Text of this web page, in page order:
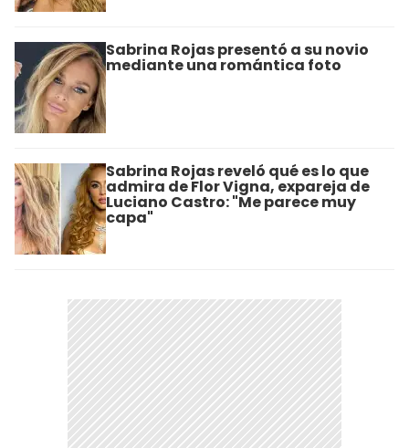
Sabrina Rojas presentó a su novio
mediante una romántica foto
Sabrina Rojas reveló qué es lo que
admira de Flor Vigna, expareja de
Luciano Castro: "Me parece muy
capa"